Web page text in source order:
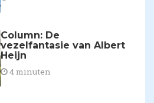
Column: De
vezelfantasie van Albert
Heijn
4 minuten